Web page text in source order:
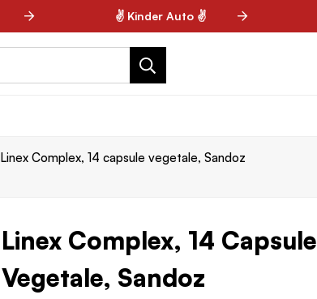
✌ Kinder Auto ✌
Linex Complex, 14 capsule vegetale, Sandoz
Linex Complex, 14 Capsule
Vegetale, Sandoz